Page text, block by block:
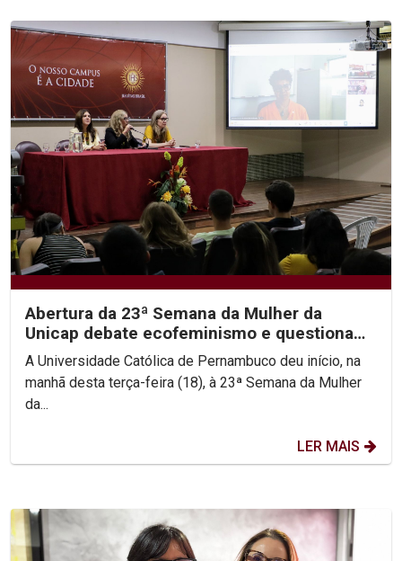
Abertura da 23ª Semana da Mulher da
Unicap debate ecofeminismo e questiona
hierarquias religiosas
A Universidade Católica de Pernambuco deu início, na
manhã desta terça-feira (18), à 23ª Semana da Mulher
da...
LER MAIS